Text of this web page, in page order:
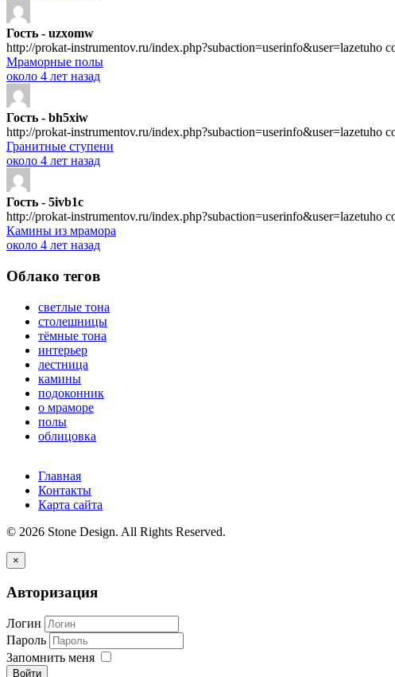
Гость - uzxomw
http://prokat-instrumentov.ru/index.php?subaction=userinfo&user=lazetuho
Мраморные полы
около 4 лет назад
Гость - bh5xiw
http://prokat-instrumentov.ru/index.php?subaction=userinfo&user=lazetuho
Гранитные ступени
около 4 лет назад
Гость - 5ivb1c
http://prokat-instrumentov.ru/index.php?subaction=userinfo&user=lazetuho
Камины из мрамора
около 4 лет назад
Облако тегов
светлые тона
столешницы
тёмные тона
интерьер
лестница
камины
подоконник
о мраморе
полы
облицовка
Главная
Контакты
Карта сайта
© 2026 Stone Design. All Rights Reserved.
×
Авторизация
Логин
Пароль
Запомнить меня
Войти